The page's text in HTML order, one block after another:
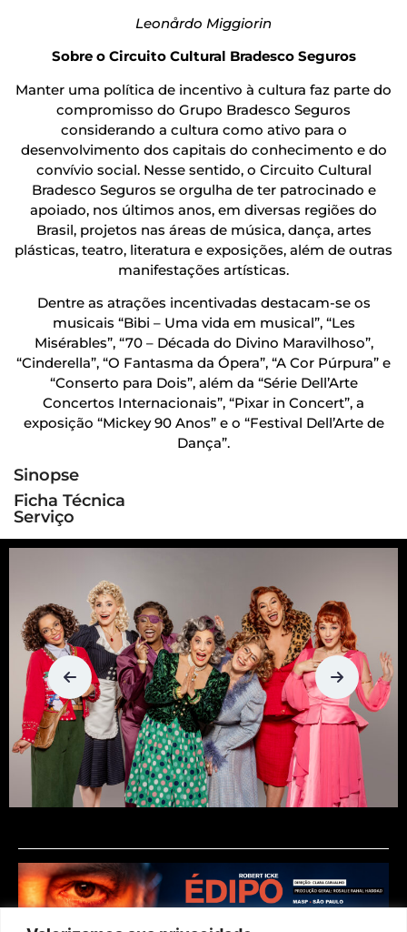
Leonårdo Miggiorin
Sobre o Circuito Cultural Bradesco Seguros
Manter uma política de incentivo à cultura faz parte do
compromisso do Grupo Bradesco Seguros
considerando a cultura como ativo para o
desenvolvimento dos capitais do conhecimento e do
convívio social. Nesse sentido, o Circuito Cultural
Bradesco Seguros se orgulha de ter patrocinado e
apoiado, nos últimos anos, em diversas regiões do
Brasil, projetos nas áreas de música, dança, artes
plásticas, teatro, literatura e exposições, além de outras
manifestações artísticas.
Dentre as atrações incentivadas destacam-se os
musicais “Bibi – Uma vida em musical”, “Les
Misérables”, “70 – Década do Divino Maravilhoso”,
“Cinderella”, “O Fantasma da Ópera”, “A Cor Púrpura” e
“Conserto para Dois”, além da “Série Dell’Arte
Concertos Internacionais”, “Pixar in Concert”, a
exposição “Mickey 90 Anos” e o “Festival Dell’Arte de
Dança”.
Sinopse
Ficha Técnica
Serviço